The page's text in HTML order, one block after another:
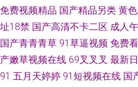
免费视频精品 国产精品另类 黄
址18禁 国产高清不卡二区 成人
国产青青青草 91草逼视频 免费
产嫩草视频在线 69叉叉叉 最新
91 五月天婷婷 91短视频在线 国